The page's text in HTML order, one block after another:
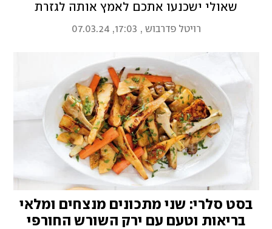
שאולי ישכנעו אתכם לאמץ אותה לגזרת
אפייה בתנור שחוסך הרבה טרחה וטיגון ותבשיל
קינואה קל ומהיר בשיטת בישול שמעניקה לו
מרקם ממש כמו של קוסקוס
רויטל פדרבוש ,
17:03, 07.03.24
בסט סלרי: שני מתכונים מנצחים ומלאי
בריאות וטעם עם ירק השורש החורפי